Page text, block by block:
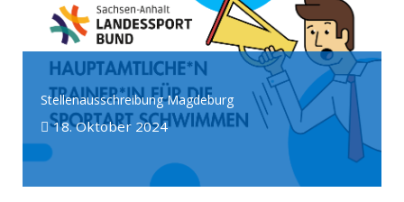
Stellenausschreibung Magdeburg
18. Oktober 2024